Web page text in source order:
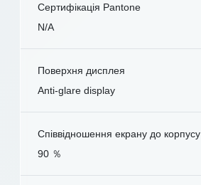
Сертифікація Pantone
N/A
Поверхня дисплея
Anti-glare display
Співвідношення екрану до корпусу
90 ％